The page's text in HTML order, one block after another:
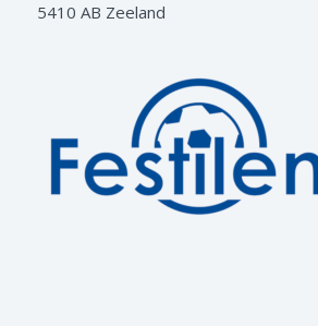
5410 AB Zeeland